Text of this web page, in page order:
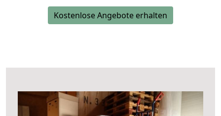
Kostenlose Angebote erhalten